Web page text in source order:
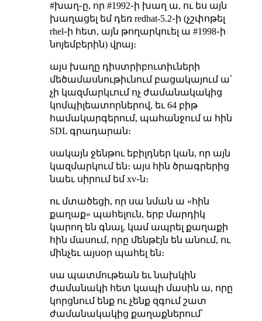
#խաղ֊ը, որ #1992֊ի խաղ ա, ու ես այն
խաղացել եմ դեռ redhat-5.2֊ի (չշփոթել
rhel֊ի հետ, այն թողարկուել ա #1998֊ի
նոյեմբերին) վրայ։
այս խաղը դիստրիբուտիւների
մեծամասնութիւնում բացակայում ա՝
չի կազմարկւում ոչ ժամանակակից
կոմպիլեատորներով, եւ 64 բիթ
համակարգերում, պահանջում ա հին
SDL գրադարան։
սակայն ջենթու եբիլդներ կան, որ այն
կազմարկում են։ այս հին ծրագրերից
նաեւ սիրում եմ xv֊ն։
ու մտածեցի, որ սա նման ա «հին
քաղաք» պահելուն, երբ մարդիկ
կարող են գնալ, կամ ապրել քաղաքի
հին մասում, որը մենթէյն են անում, ու
մինչեւ այսօր պահել են։
սա պատմութեան եւ նախկին
ժամանակի հետ կապի մասին ա, որը
կորցնում ենք ու չենք զգում շատ
ժամանակակից քաղաքներում՝